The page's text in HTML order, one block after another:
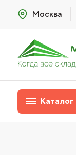
Москва
Каталог